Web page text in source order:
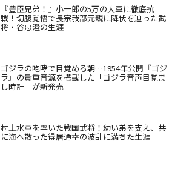
『豊臣兄弟！』小一郎の5万の大軍に徹底抗
戦！切腹覚悟で長宗我部元親に降伏を迫った武
将・谷忠澄の生涯
ゴジラの咆哮で目覚める朝…1954年公開『ゴジ
ラ』の貴重音源を搭載した「ゴジラ音声目覚ま
し時計」が新発売
村上水軍を率いた戦国武将！幼い弟を支え、共
に海へ散った得居通幸の波乱に満ちた生涯